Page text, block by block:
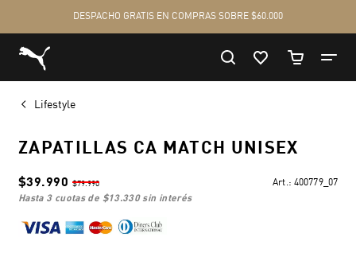
Lifestyle
ZAPATILLAS CA MATCH UNISEX
$39.990 $79.990 Art.: 400779_07
hasta 3 cuotas de $13.330sin interés